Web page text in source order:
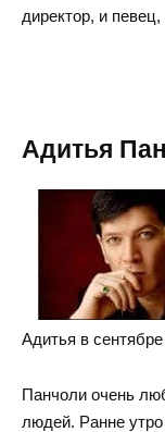
директор, и
Адитья
Адитья в сентябре
Панчоли очень
людей. Ранне утро